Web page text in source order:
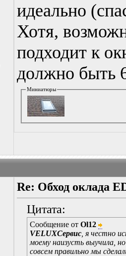
идеально
Хотя,
подходит к
должно быть
Миниатюры
Re: Обход оклада
Цитата:
Сообщение от Ol12
VELUXСервис, я честно
моему наизусть выучила,
совсем правильно мы